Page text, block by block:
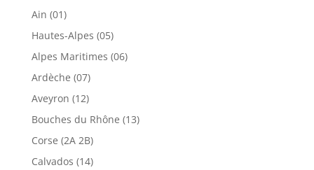
Ain (01)
Hautes-Alpes (05)
Alpes Maritimes (06)
Ardèche (07)
Aveyron (12)
Bouches du Rhône (13)
Corse (2A 2B)
Calvados (14)